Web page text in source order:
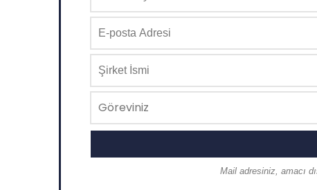
Mail adresiniz, amacı